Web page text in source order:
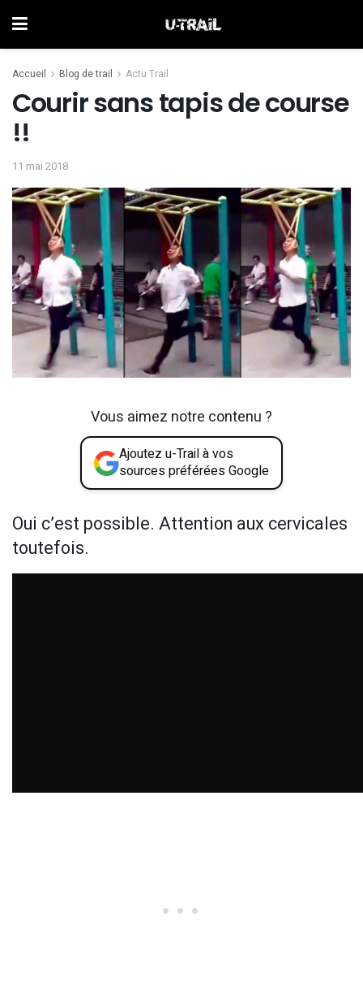
Accueil Blog de trail Actu Trail
Courir sans tapis de course
!!
11 mai 2018
Vous aimez notre contenu ?
Ajoutez u-Trail à vos
sources préférées Google
Oui c’est possible. Attention aux cervicales
toutefois.